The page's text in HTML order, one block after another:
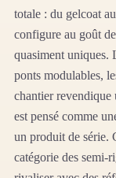
totale : du gelcoat
configure au goût
quasiment uniques.
ponts modulables,
chantier revendique
est pensé comme
un produit de série.
catégorie des semi-